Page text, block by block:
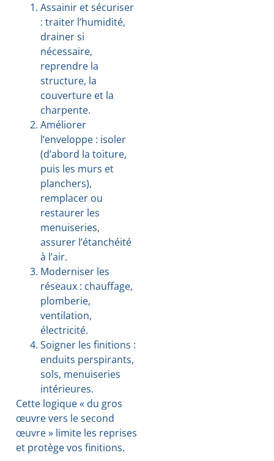
Assainir et sécuriser
: traiter l’humidité,
drainer si
nécessaire,
reprendre la
structure, la
couverture et la
charpente.
Améliorer
l’enveloppe : isoler
(d’abord la toiture,
puis les murs et
planchers),
remplacer ou
restaurer les
menuiseries,
assurer l’étanchéité
à l’air.
Moderniser les
réseaux : chauffage,
plomberie,
ventilation,
électricité.
Soigner les finitions :
enduits perspirants,
sols, menuiseries
intérieures.
Cette logique « du gros
œuvre vers le second
œuvre » limite les reprises
et protège vos finitions.